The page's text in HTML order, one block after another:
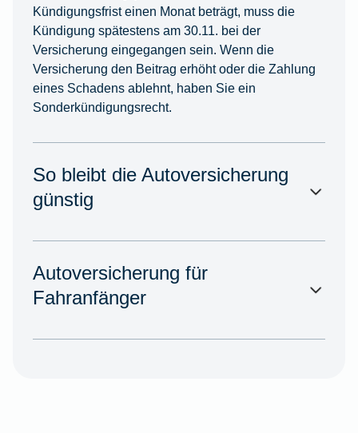
Kündigungsfrist einen Monat beträgt, muss die
Kündigung spätestens am 30.11. bei der
Versicherung eingegangen sein. Wenn die
Versicherung den Beitrag erhöht oder die Zahlung
eines Schadens ablehnt, haben Sie ein
Sonderkündigungsrecht.
So bleibt die Autoversicherung
günstig
Autoversicherung für
Fahranfänger